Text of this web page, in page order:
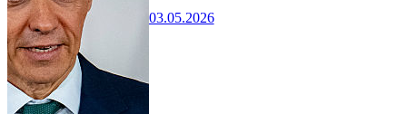
03.05.2026